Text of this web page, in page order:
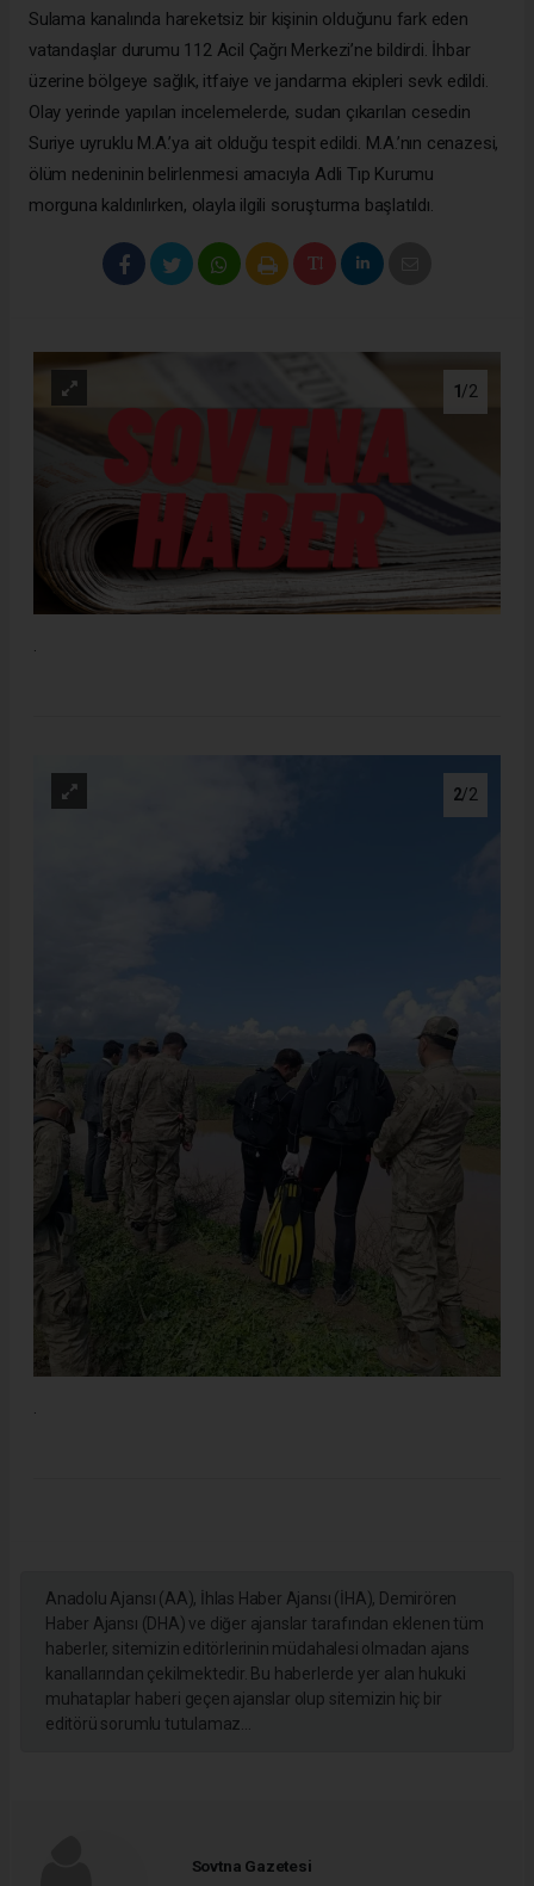
Sulama kanalında hareketsiz bir kişinin olduğunu fark eden
vatandaşlar durumu 112 Acil Çağrı Merkezi’ne bildirdi. İhbar
üzerine bölgeye sağlık, itfaiye ve jandarma ekipleri sevk edildi.
Olay yerinde yapılan incelemelerde, sudan çıkarılan cesedin
Suriye uyruklu M.A.’ya ait olduğu tespit edildi. M.A.’nın cenazesi,
ölüm nedeninin belirlenmesi amacıyla Adli Tıp Kurumu
morguna kaldırılırken, olayla ilgili soruşturma başlatıldı.
1 /2
2/2
.
Anadolu Ajansı (AA), İhlas Haber Ajansı (İHA), Demirören
Haber Ajansı (DHA) ve diğer ajanslar tarafından eklenen tüm
haberler, sitemizin editörlerinin müdahalesi olmadan ajans
kanallarından çekilmektedir. Bu haberlerde yer alan hukuki
muhataplar haberi geçen ajanslar olup sitemizin hiç bir
editörü sorumlu tutulamaz...
Sovtna Gazetesi